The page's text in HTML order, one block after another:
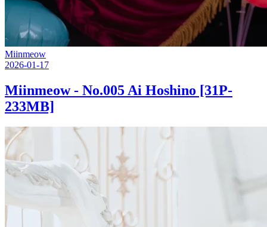
Miinmeow
2026-01-17
Miinmeow - No.005 Ai Hoshino [31P-
233MB]